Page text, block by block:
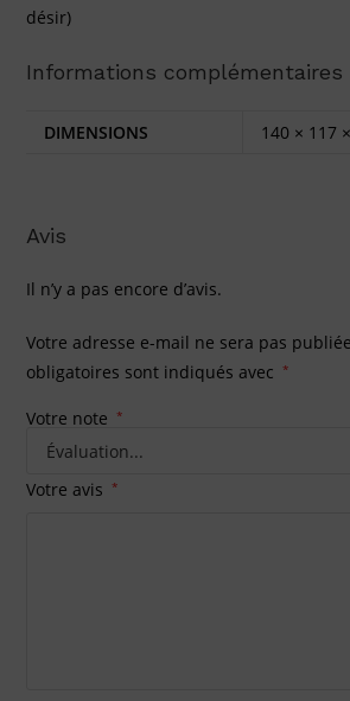
désir)
Informations complémentaires
DIMENSIONS 140 × 117
Avis
Il n’y a pas encore d’avis.
Votre adresse e-mail ne sera pas
obligatoires sont indiqués avec
*
Votre note *
Votre avis *